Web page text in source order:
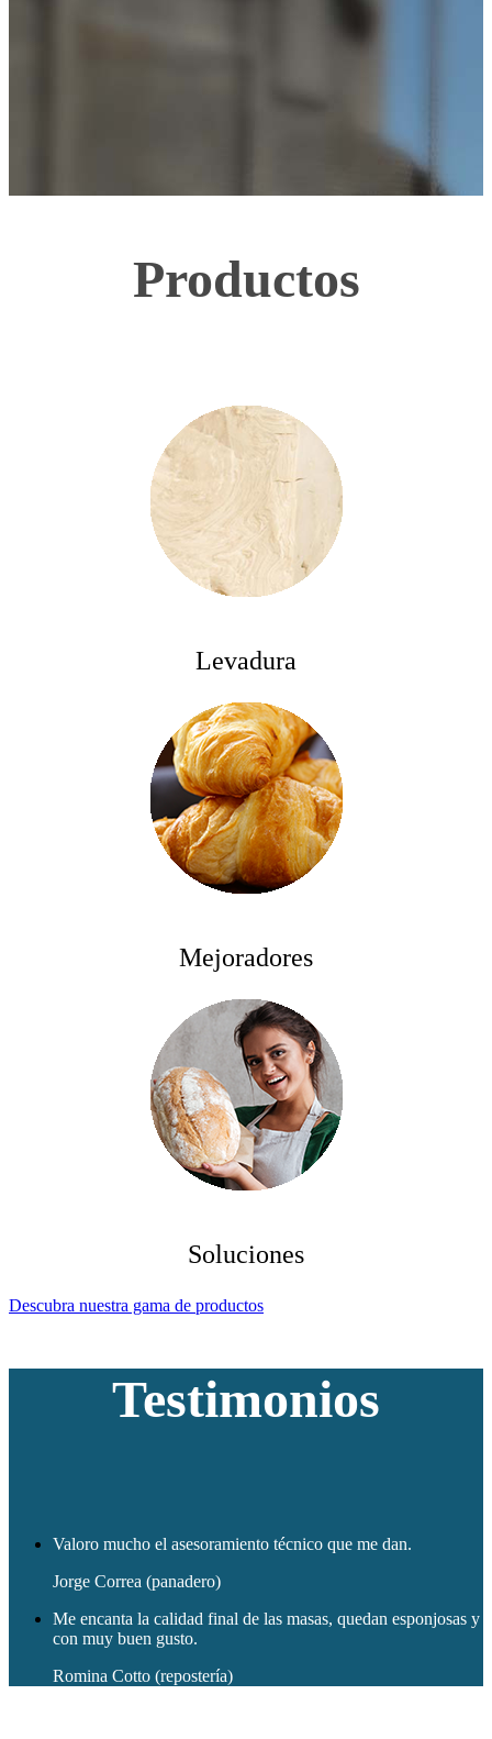
Productos
Levadura
Mejoradores
Soluciones
Descubra nuestra gama de productos
Testimonios
Valoro mucho el asesoramiento técnico que me dan.
Jorge Correa (panadero)
Me encanta la calidad final de las masas, quedan esponjosas y
con muy buen gusto.
Romina Cotto (repostería)